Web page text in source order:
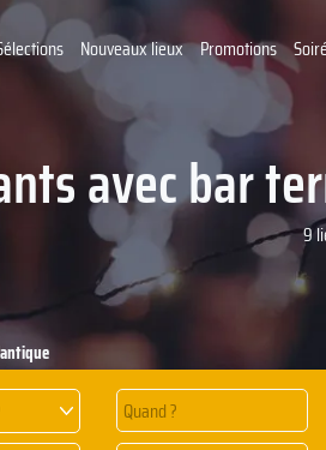
Nouveaux lieux Promotions
avec bar
9
Quand ?